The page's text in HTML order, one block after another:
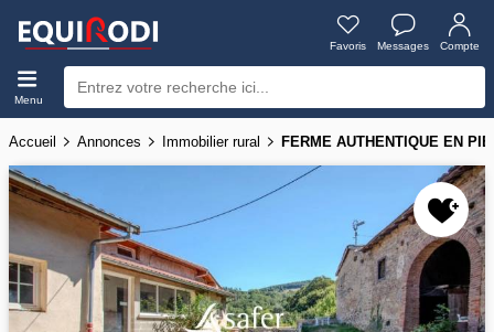
Favoris Messages Compte
Menu
Accueil Annonces Immobilier rural FERME AUTHENTIQUE EN